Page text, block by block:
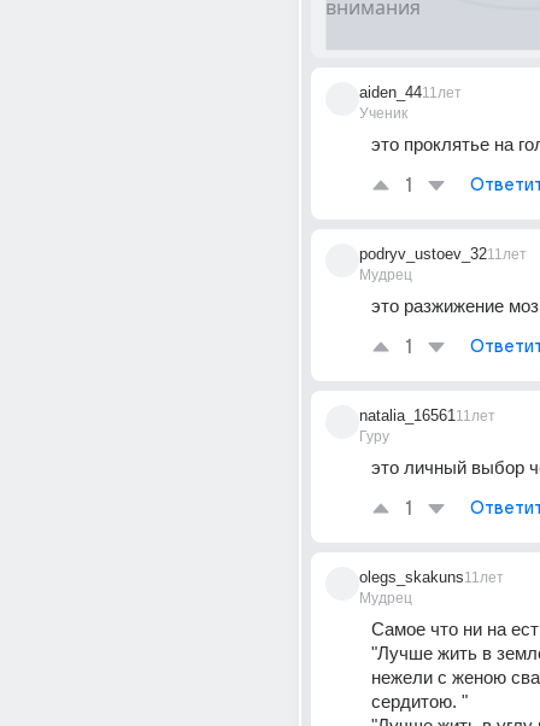
aiden_44
Ученик
11лет
это проклятье на
1
podryv_ustoev_32
Мудрец
11лет
это разжижение
1
natalia_16561
Гуру
11лет
это личный выбор
1
olegs_skakuns
Мудрец
11лет
Самое что ни на
"Лучше жить в
нежели с женою
сердитою. "